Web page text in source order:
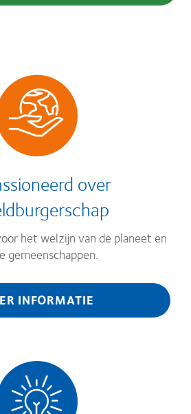
over
het welzijn van de planeet en
gemeenschappen.
INFORMATIE